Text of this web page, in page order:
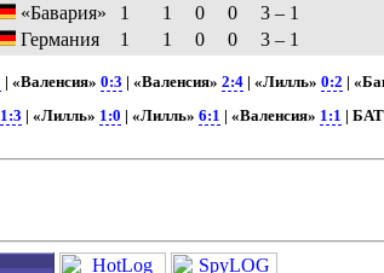
«Бавария» 1 1 0 0
3 – 1
Германия 1 1 0 0 3 – 1
| «Валенсия» 0:3 | «Валенсия» 2:4| «Лилль» 0:2 |
1:3 | «Лилль» 1:0 | «Лилль» 6:1 | «Валенсия» 1:1 |